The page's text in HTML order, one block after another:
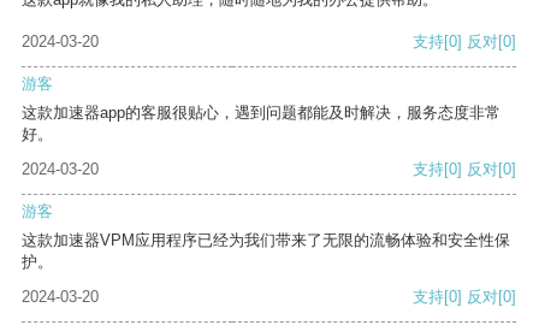
2024-03-20 支持[0] 反对[0]
游客
这款加速器app的客服很贴心，遇到问题都能及时解决，服务态度非常
好。
2024-03-20
支持[0] 反对[0]
游客
这款加速器VPM应用程序已经为我们带来了无限的流畅体验和安全性保
护。
2024-03-20
支持[0] 反对[0]